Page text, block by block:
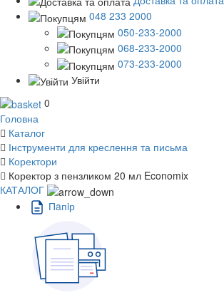
048 233 2000
050-233-2000
068-233-2000
073-233-2000
Увійти
0
Головна
Каталог
Інструменти для креслення та письма
Коректори
Коректор з пензликом 20 мл Economix
КАТАЛОГ
Пaпiр